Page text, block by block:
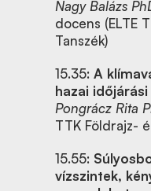
Nagy Balázs
docens (ELTE
Tanszék)
15.35: A
hazai
Pongrácz Rita
TTK Földrajz-
15.55:
vízszintek,